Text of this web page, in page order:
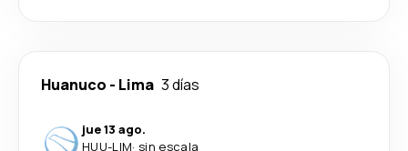
Huanuco - Lima 3 días
jue 13 ago.
HUU-LIM· sin escala